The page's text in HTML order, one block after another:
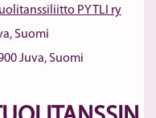
PYTLI ry
Suomi
Juva, Suomi